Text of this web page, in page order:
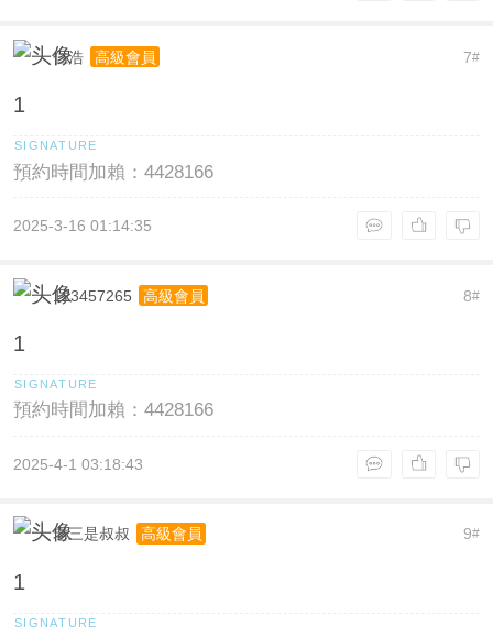
7#
仁浩 高級會員
1
預約時間加賴：4428166
2025-3-16 01:14:35
8#
123457265 高級會員
1
預約時間加賴：4428166
2025-4-1 03:18:43
9#
老三是叔叔 高級會員
1